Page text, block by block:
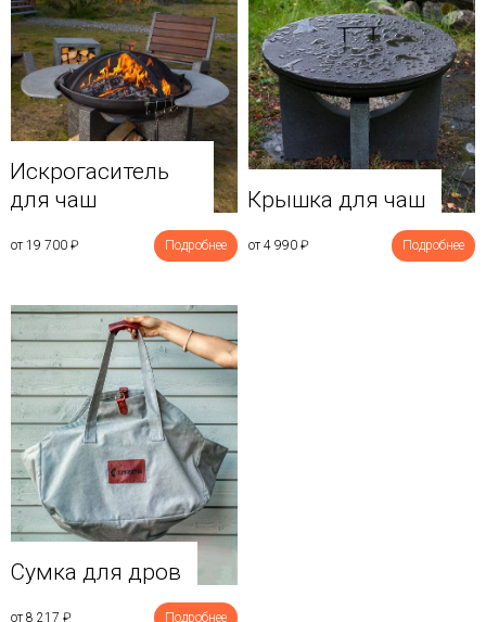
Искрогаситель
для чаш
от 19 700 ₽ Подробнее
Крышка для чаш
от 4 990 ₽ Подробнее
Сумка для дров
от 8 217 ₽ Подробнее